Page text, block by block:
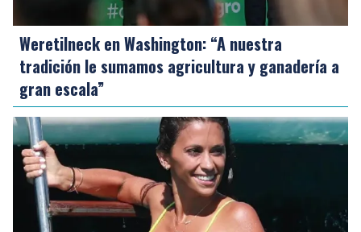
Weretilneck en Washington: “A nuestra
tradición le sumamos agricultura y ganadería a
gran escala”